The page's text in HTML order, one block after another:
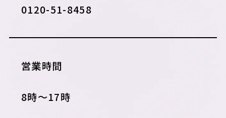
0120-51-8458
営業時間
8時〜17時